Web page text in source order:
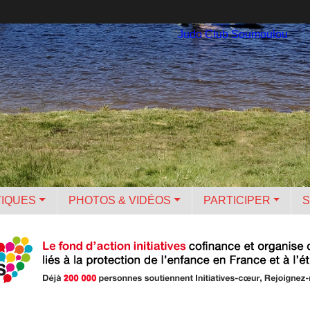
Judo Club Soumoulou
PHOTOS & VIDÉOS PARTICIPER